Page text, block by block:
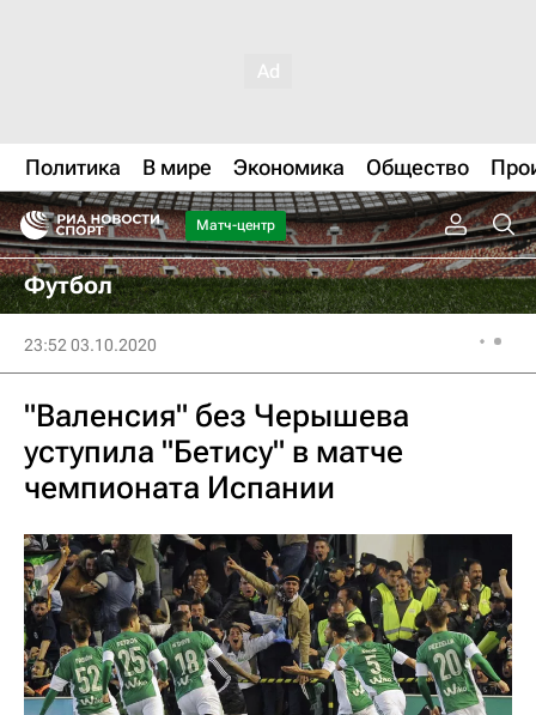
Политика В мире Экономика Общество
Матч-центр
Футбол
23:52 03.10.2020
"Валенсия" без Черышева
уступила "Бетису" в матче
чемпионата Испании